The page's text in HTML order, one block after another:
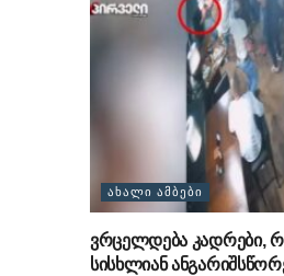
ᲐᲮᲐᲚᲘ ᲐᲛᲑᲔᲑᲘ
ვრცელდება კადრები,
სისხლიან